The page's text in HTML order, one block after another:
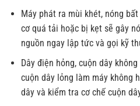
Máy phát ra mùi khét, nóng
cơ quá tải hoặc bị kẹt sẽ gây
nguồn ngay lập tức và gọi kỹ
Dây điện hỏng, cuộn dây
cuộn dây lỏng làm máy không
dây và kiểm tra cơ chế cuộn